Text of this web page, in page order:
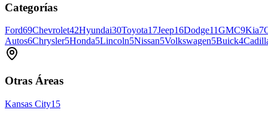
Categorías
Ford69Chevrolet42Hyundai30Toyota17Jeep16Dodge11GMC9Kia7
Autos6Chrysler5Honda5Lincoln5Nissan5Volkswagen5Buick4
Otras Áreas
Kansas City15